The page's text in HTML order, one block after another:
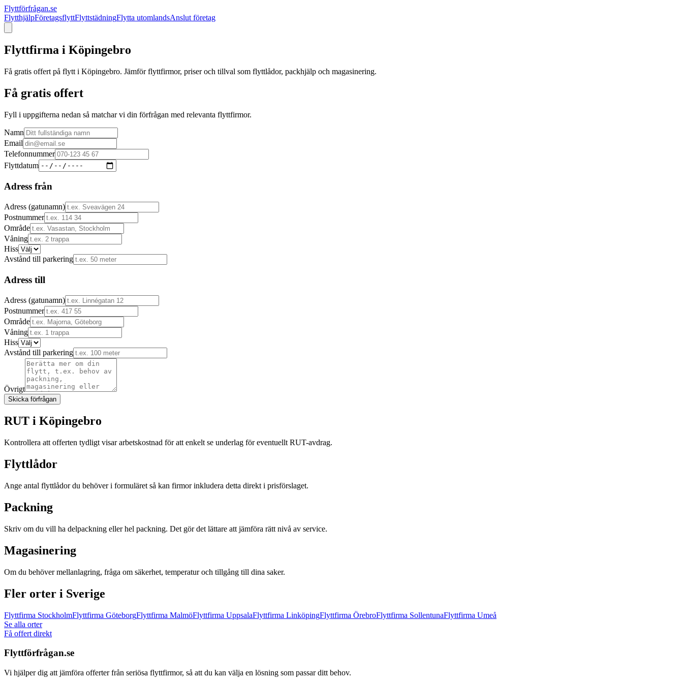
Flyttförfrågan.se
FlytthjälpFöretagsflyttFlyttstädningFlytta utomlandsAnslut företag
Flyttfirma i Köpingebro
Få gratis offert på flytt i Köpingebro. Jämför flyttfirmor, priser och tillval som flyttlådor, packhjälp och magasinering.
Få gratis offert
Fyll i uppgifterna nedan så matchar vi din förfrågan med relevanta flyttfirmor.
Namn
Email
Telefonnummer
Flyttdatum
Adress från
Adress (gatunamn)
Postnummer
Område
Våning
Hiss
Avstånd till parkering
Adress till
Adress (gatunamn)
Postnummer
Område
Våning
Hiss
Avstånd till parkering
Övrigt
Skicka förfrågan
RUT i Köpingebro
Kontrollera att offerten tydligt visar arbetskostnad för att enkelt se underlag för eventuellt RUT-avdrag.
Flyttlådor
Ange antal flyttlådor du behöver i formuläret så kan firmor inkludera detta direkt i prisförslaget.
Packning
Skriv om du vill ha delpackning eller hel packning. Det gör det lättare att jämföra rätt nivå av service.
Magasinering
Om du behöver mellanlagring, fråga om säkerhet, temperatur och tillgång till dina saker.
Fler orter i Sverige
Flyttfirma StockholmFlyttfirma GöteborgFlyttfirma MalmöFlyttfirma UppsalaFlyttfirma LinköpingFlyttfirma ÖrebroFlyttfirma SollentunaFlyttfirma Umeå
Se alla orter
Få offert direkt
Flyttförfrågan.se
Vi hjälper dig att jämföra offerter från seriösa flyttfirmor, så att du kan välja en lösning som passar ditt behov.